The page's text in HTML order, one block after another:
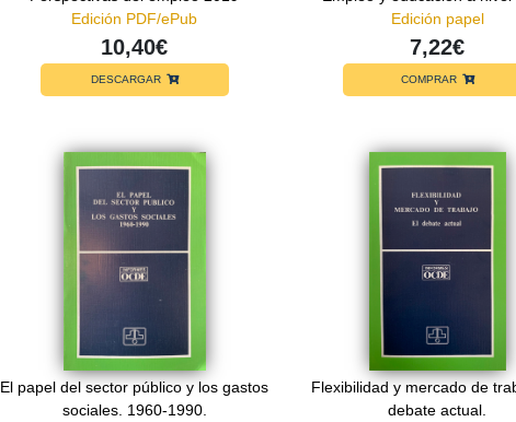
Edición PDF/ePub
10,40€
DESCARGAR
Edición papel
7,22€
COMPRAR
El papel del sector público y los gastos
sociales. 1960-1990.
Flexibilidad y mercado de
debate actual.